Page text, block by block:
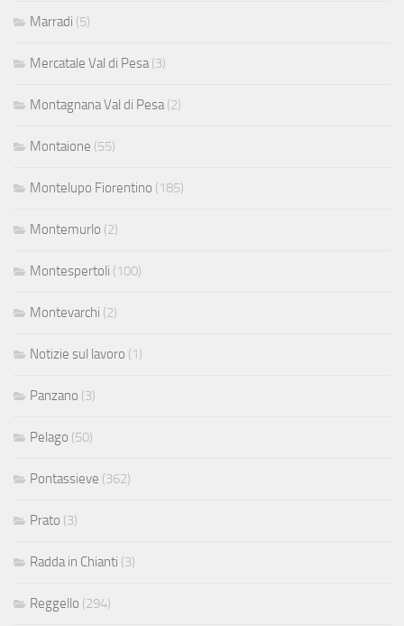
Marradi (5)
Mercatale Val di Pesa(3)
Montagnana Val di Pesa(2)
Montaione (55)
Montelupo Fiorentino (185)
Montemurlo (2)
Montespertoli (100)
Montevarchi (2)
Notizie sul lavoro (1)
Panzano (3)
Pelago (50)
Pontassieve (362)
Prato (3)
Radda in Chianti (3)
Reggello (294)